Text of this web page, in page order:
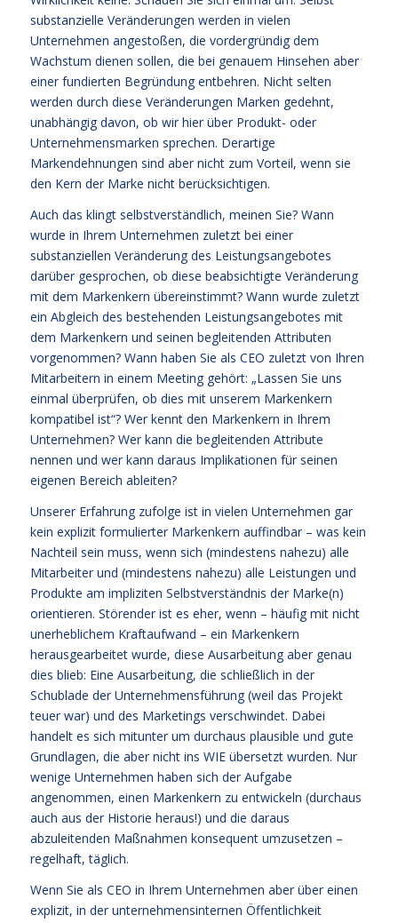
substanzielle Veränderungen werden in vielen
Unternehmen angestoßen, die vordergründig dem
Wachstum dienen sollen, die bei genauem Hinsehen aber
einer fundierten Begründung entbehren. Nicht selten
werden durch diese Veränderungen Marken gedehnt,
unabhängig davon, ob wir hier über Produkt- oder
Unternehmensmarken sprechen. Derartige
Markendehnungen sind aber nicht zum Vorteil, wenn sie
den Kern der Marke nicht berücksichtigen.
Auch das klingt selbstverständlich, meinen Sie? Wann
wurde in Ihrem Unternehmen zuletzt bei einer
substanziellen Veränderung des Leistungsangebotes
darüber gesprochen, ob diese beabsichtigte Veränderung
mit dem Markenkern übereinstimmt? Wann wurde zuletzt
ein Abgleich des bestehenden Leistungsangebotes mit
dem Markenkern und seinen begleitenden Attributen
vorgenommen? Wann haben Sie als CEO zuletzt von Ihren
Mitarbeitern in einem Meeting gehört: „Lassen Sie uns
einmal überprüfen, ob dies mit unserem Markenkern
kompatibel ist“? Wer kennt den Markenkern in Ihrem
Unternehmen? Wer kann die begleitenden Attribute
nennen und wer kann daraus Implikationen für seinen
eigenen Bereich ableiten?
Unserer Erfahrung zufolge ist in vielen Unternehmen gar
kein explizit formulierter Markenkern auffindbar – was kein
Nachteil sein muss, wenn sich (mindestens nahezu) alle
Mitarbeiter und (mindestens nahezu) alle Leistungen und
Produkte am impliziten Selbstverständnis der Marke(n)
orientieren. Störender ist es eher, wenn – häufig mit nicht
unerheblichem Kraftaufwand – ein Markenkern
herausgearbeitet wurde, diese Ausarbeitung aber genau
dies blieb: Eine Ausarbeitung, die schließlich in der
Schublade der Unternehmensführung (weil das Projekt
teuer war) und des Marketings verschwindet. Dabei
handelt es sich mitunter um durchaus plausible und gute
Grundlagen, die aber nicht ins WIE übersetzt wurden. Nur
wenige Unternehmen haben sich der Aufgabe
angenommen, einen Markenkern zu entwickeln (durchaus
auch aus der Historie heraus!) und die daraus
abzuleitenden Maßnahmen konsequent umzusetzen –
regelhaft, täglich.
Wenn Sie als CEO in Ihrem Unternehmen aber über einen
explizit, in der unternehmensinternen Öffentlichkeit